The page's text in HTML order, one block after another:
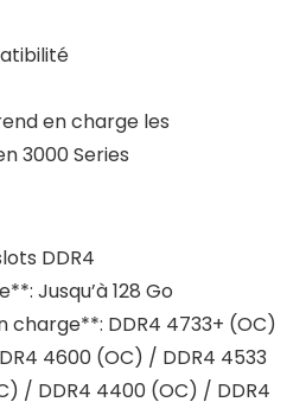
en charge les
3000 Series
DDR4
Jusqu’à 128 Go
charge**: DDR4 4733+ (OC)
4600 (OC) / DDR4 4533
/ DDR4 4400 (OC) / DDR4